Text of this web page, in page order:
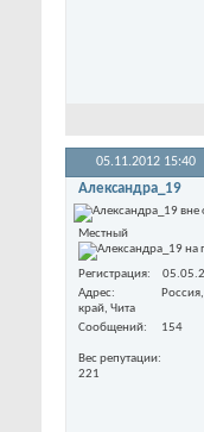
05.11.2012 15:40
Александра_19
Местный
Регистрация
Адрес
край, Чита
Сообщений
154
Вес репутации
221